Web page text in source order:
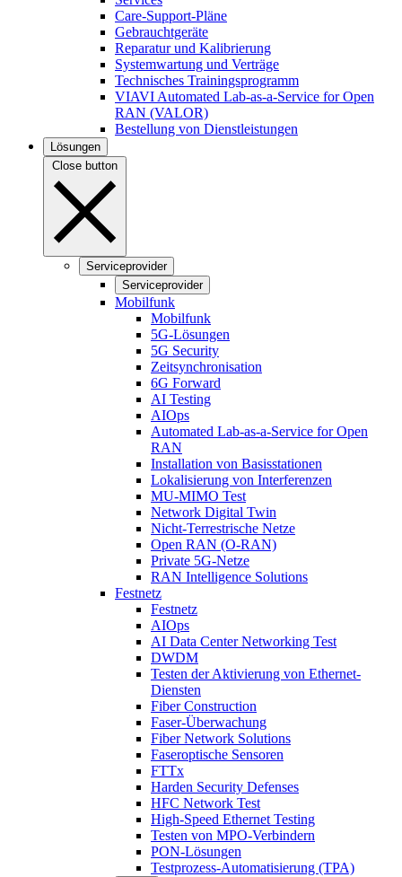
Care-Support-Pläne
Gebrauchtgeräte
Reparatur und Kalibrierung
Systemwartung und Verträge
Technisches Trainingsprogramm
VIAVI Automated Lab-as-a-Service for Open
RAN (VALOR)
Bestellung von Dienstleistungen
Lösungen
Close button
Serviceprovider
Serviceprovider
Mobilfunk
Mobilfunk
5G-Lösungen
5G Security
Zeitsynchronisation
6G Forward
AI Testing
AIOps
Automated Lab-as-a-Service for Open
RAN
Installation von Basisstationen
Lokalisierung von Interferenzen
MU-MIMO Test
Network Digital Twin
Nicht-Terrestrische Netze
Open RAN (O-RAN)
Private 5G-Netze
RAN Intelligence Solutions
Festnetz
Festnetz
AIOps
AI Data Center Networking Test
DWDM
Testen der Aktivierung von Ethernet-
Diensten
Fiber Construction
Faser-Überwachung
Fiber Network Solutions
Faseroptische Sensoren
FTTx
Harden Security Defenses
HFC Network Test
High-Speed Ethernet Testing
Testen von MPO-Verbindern
PON-Lösungen
Testprozess-Automatisierung (TPA)